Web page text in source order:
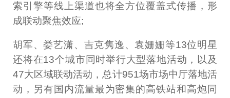
索引擎等线上渠道也将全方位覆盖式传播，形
成联动聚焦效应;
胡军、娄艺潇、吉克隽逸、袁姗姗等13位明星
还将在13个城市同时举行大型落地活动，以及
47大区域联动活动，总计951场市场中厅落地活
动，另有国内流量最为密集的高铁站和高炮同